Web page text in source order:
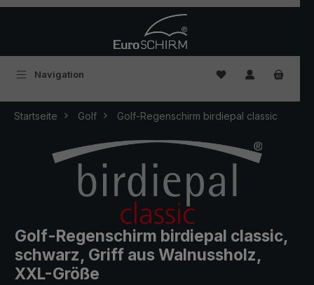
Navigation Du hast 0
Startseite Golf Golf-Regenschirm birdiepal classic
Golf-Regenschirm birdiepal classic,
schwarz, Griff aus Walnussholz,
XXL-Größe